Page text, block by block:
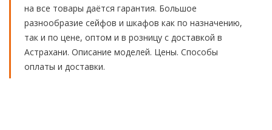
на все товары даётся гарантия. Большое
разнообразие сейфов и шкафов как по назначению,
так и по цене, оптом и в розницу с доставкой в
Астрахани. Описание моделей. Цены. Способы
оплаты и доставки.